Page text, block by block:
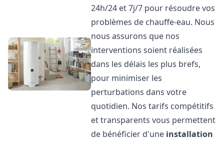
24h/24 et 7j/7 pour résoudre vos
problèmes de chauffe-eau. Nous
nous assurons que nos
interventions soient réalisées
dans les délais les plus brefs,
pour minimiser les
perturbations dans votre
quotidien. Nos tarifs compétitifs
et transparents vous permettent
de bénéficier d'une installation